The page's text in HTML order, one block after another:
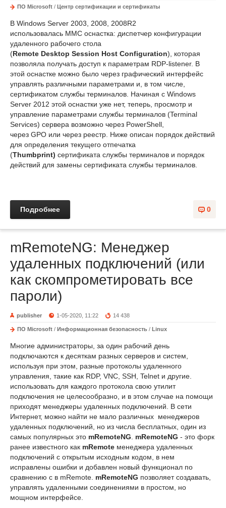
ПО Microsoft / Центр сертификации и сертификаты
В Windows Server 2003, 2008, 2008R2
использовалась MMC оснастка: диспетчер конфигурации
удаленного рабочего стола
(Remote Desktop Session Host Configuration), которая
позволяла получать доступ к параметрам RDP-listener. В
этой оснастке можно было через графический интерфейс
управлять различными параметрами и, в том числе,
сертификатом службы терминалов. Начиная с Windows
Server 2012 этой оснастки уже нет, теперь, просмотр и
управление параметрами службы терминалов (Terminal
Services) сервера возможно через PowerShell,
через GPO или через реестр. Ниже описан порядок действий
для определения текущего отпечатка
(Thumbprint) сертификата службы терминалов и порядок
действий для замены сертификата службы терминалов.
0
Подробнее
mRemoteNG: Менеджер
удаленных подключений (или
как скомпрометировать все
пароли)
publisher 1-05-2020, 11:22 14 438
ПО Microsoft / Информационная безопасность / Linux
Многие администраторы, за один рабочий день
подключаются к десяткам разных серверов и систем,
используя при этом, разные протоколы удаленного
управления, такие как RDP, VNC, SSH, Telnet и другие.
использовать для каждого протокола свою утилит
подключения не целесообразно, и в этом случае на помощи
приходят менеджеры удаленных подключений. В сети
Интернет, можно найти не мало различных менеджеров
удаленных подключений, но из числа бесплатных, один из
самых популярных это mRemoteNG mRemoteNG - это форк
ранее известного как mRemote менеджера удаленных
подключений с открытым исходным кодом, в нем
исправлены ошибки и добавлен новый функционал по
сравнению с в mRemote. mRemoteNG позволяет создавать,
управлять удаленными соединениями в простом, но
мощном интерфейсе.